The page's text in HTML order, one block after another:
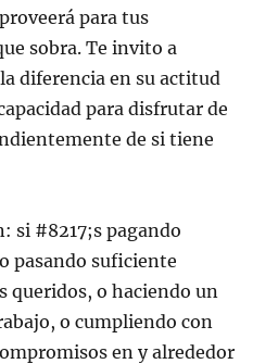
para tus
sobra. Te invito a
diferencia en su actitud
para disfrutar de
de si tiene
si #8217;s pagando
pasando suficiente
queridos, o haciendo un
o cumpliendo con
en y alrededor